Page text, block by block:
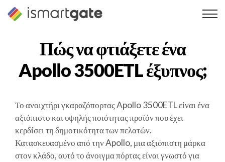
Μετάβαση
στο
Πώς να φτιάξετε ένα
Apollo 3500ETLέξυπνος;
Το ανοιχτήρι γκαραζόπορτας Apollo 3500ETL είναι ένα
αξιόπιστο και υψηλής ποιότητας προϊόν που έχει
κερδίσει τη δημοτικότητα των πελατών.
Κατασκευασμένο από την Apollo, μια αξιόπιστη μάρκα
στον κλάδο, αυτό το άνοιγμα πόρτας είναι γνωστό για